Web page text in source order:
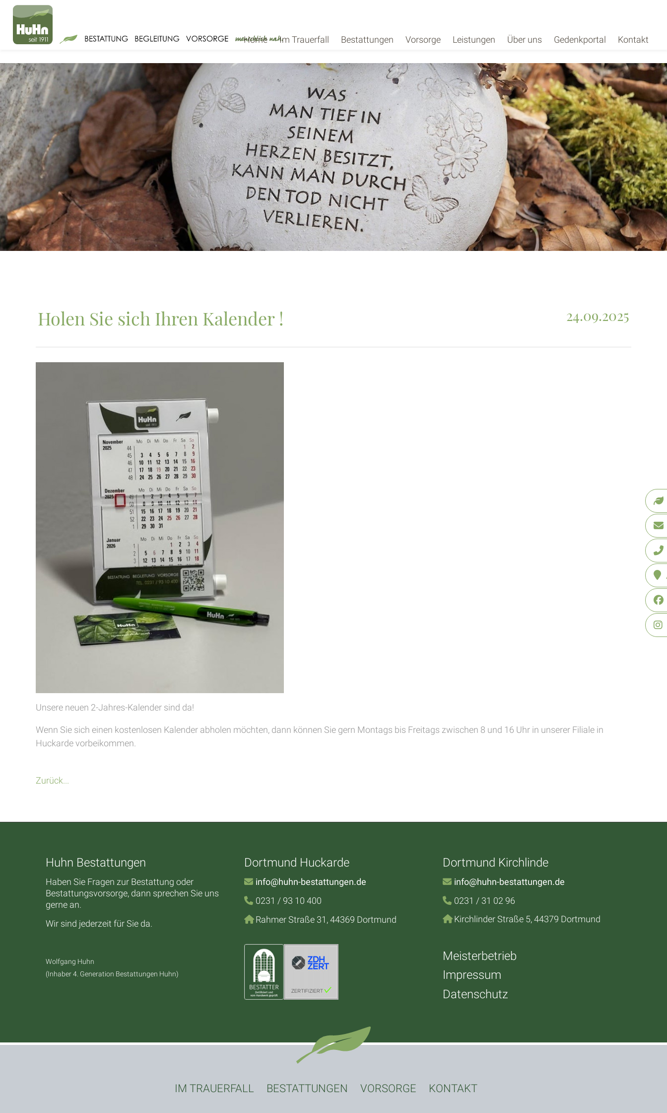
Home Im Trauerfall Bestattungen Vorsorge Leistungen Über uns Gedenkportal Kontakt
24.09.2025
Holen Sie sich Ihren Kalender !
Unsere neuen 2-Jahres-Kalender sind da!
Wenn Sie sich einen kostenlosen Kalender abholen möchten, dann können Sie gern Montags bis Freitags zwischen 8 und 16 Uhr in unserer Filiale in
Huckarde vorbeikommen.
Zurück...
Huhn Bestattungen
Haben Sie Fragen zur Bestattung oder
Bestattungsvorsorge, dann sprechen Sie uns
gerne an.
Wir sind jederzeit für Sie da.
Wolfgang Huhn
(Inhaber 4. Generation Bestattungen Huhn)
Dortmund Huckarde
info@huhn-bestattungen.de
0231 / 93 10 400
Rahmer Straße 31, 44369 Dortmund
Dortmund Kirchlinde
info@huhn-bestattungen.de
0231 / 31 02 96
Kirchlinder Straße 5, 44379 Dortmund
Meisterbetrieb
Impressum
Datenschutz
IM TRAUERFALL BESTATTUNGEN VORSORGE KONTAKT